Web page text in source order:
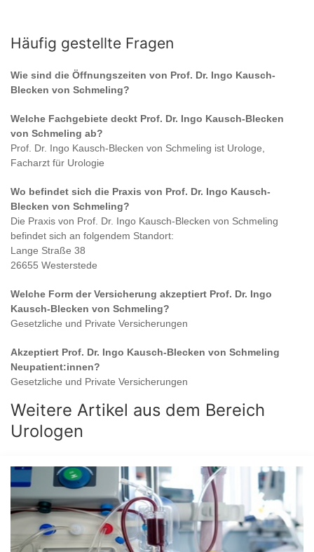
Häufig gestellte Fragen
Wie sind die Öffnungszeiten von Prof. Dr. Ingo Kausch-
Blecken von Schmeling?
Welche Fachgebiete deckt Prof. Dr. Ingo Kausch-Blecken
von Schmeling ab?
Prof. Dr. Ingo Kausch-Blecken von Schmeling ist Urologe,
Facharzt für Urologie
Wo befindet sich die Praxis von Prof. Dr. Ingo Kausch-
Blecken von Schmeling?
Die Praxis von Prof. Dr. Ingo Kausch-Blecken von Schmeling
befindet sich an folgendem Standort:
Lange Straße 38
26655 Westerstede
Welche Form der Versicherung akzeptiert Prof. Dr. Ingo
Kausch-Blecken von Schmeling?
Gesetzliche und Private Versicherungen
Akzeptiert Prof. Dr. Ingo Kausch-Blecken von Schmeling
Neupatient:innen?
Gesetzliche und Private Versicherungen
Weitere Artikel aus dem Bereich
Urologen